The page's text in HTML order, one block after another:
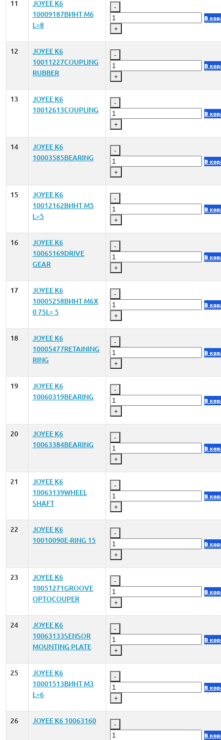
11
JOYEE K6
10009187ВИНТ M6
L=8
-
+
В
12
JOYEE K6
10011227COUPLING
RUBBER
-
+
В
13
JOYEE K6
10012613COUPLING
-
+
В
14
JOYEE K6
10003585BEARING
-
+
В
15
JOYEE K6
10012162ВИНТ M5
L=5
-
+
В
16
JOYEE K6
10065169DRIVE
GEAR
-
+
В
17
JOYEE K6
10005258ВИНТ M6X
0 75L= 5
-
+
В
18
JOYEE K6
10005477RETAINING
RING
-
+
В
19
JOYEE K6
10060319BEARING
-
+
В
20
JOYEE K6
10063384BEARING
-
+
В
21
JOYEE K6
10063139WHEEL
SHAFT
-
+
В
22
JOYEE K6
10010090E-RING 15
-
+
В
23
JOYEE K6
10051271GROOVE
OPTOCOUPER
-
+
В
24
JOYEE K6
10063133SENSOR
MOUNTING PLATE
-
+
В
25
JOYEE K6
10001513ВИНТ M3
L=6
-
+
В
26 JOYEE K6 10063160 -
В